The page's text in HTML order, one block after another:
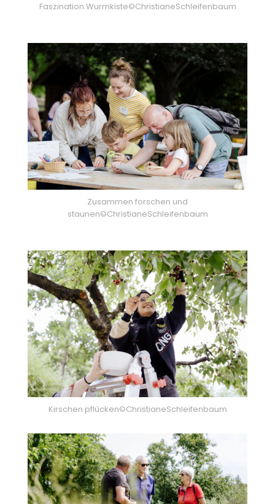
Faszination Wurmkiste©ChristianeSchleifenbaum
Zusammen forschen und
staunen©ChristianeSchleifenbaum
Kirschen pflücken©ChristianeSchleifenbaum